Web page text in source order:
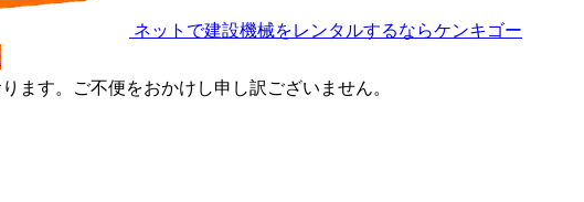
ネットで建設機械をレンタルするならケンキゴー
ます。ご不便をおかけし申し訳ございません。